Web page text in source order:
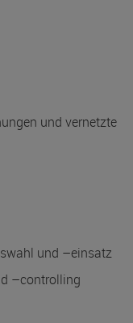
und vernetzte
und –einsatz
–controlling